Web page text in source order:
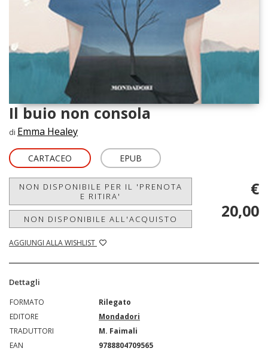
Il buio non consola
di Emma Healey
CARTACEO EPUB
NON DISPONIBILE PER IL 'PRENOTA
E RITIRA'
NON DISPONIBILE ALL'ACQUISTO
AGGIUNGI ALLA WISHLIST
€
20,00
Dettagli
FORMATO
Rilegato
EDITORE
Mondadori
TRADUTTORI
M. Faimali
EAN
9788804709565